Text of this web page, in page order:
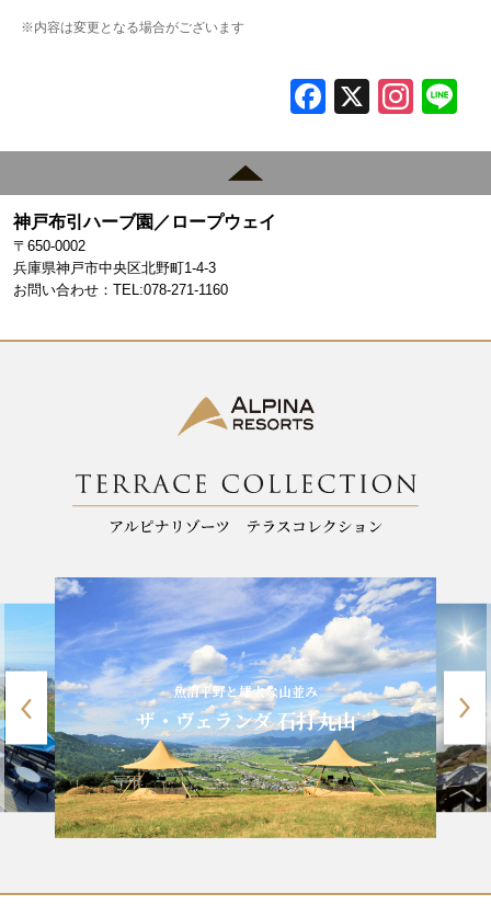
※内容は変更となる場合がございます
F
e
k
X In
gr
神戸布引ハーブ園／ロープウェイ
〒650-0002
兵庫県神戸市中央区北野町1-4-3
お問い合わせ：TEL:078-271-1160
魚沼平野と雄大な山並み
ザ・ヴェランダ 石打丸山